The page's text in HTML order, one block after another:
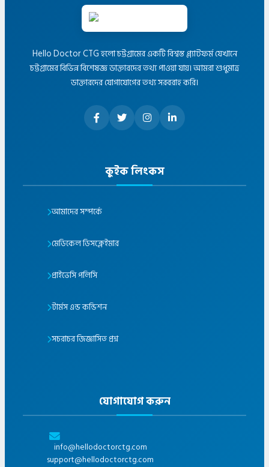
Hello Doctor CTG হলো চট্টগ্রামের একটি বিশ্বস্ত প্ল্যাটফর্ম যেখানে
চট্টগ্রামের বিভিন্ন বিশেষজ্ঞ ডাক্তারদের তথ্য পাওয়া যায়। আমরা শুধুমাত্র
ডাক্তারদের যোগাযোগের তথ্য সরবরাহ করি।
কুইক লিংকস
আমাদের সম্পর্কে
মেডিকেল ডিসক্লেইমার
প্রাইভেসি পলিসি
টার্মস এন্ড কন্ডিশন
সচরাচর জিজ্ঞাসিত প্রশ্ন
যোগাযোগ করুন
info@hellodoctorctg.com
support@hellodoctorctg.com